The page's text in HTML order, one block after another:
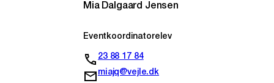
Mia Dalgaard Jensen
Eventkoordinatorelev
23 88 17 84
miajq@vejle.dk